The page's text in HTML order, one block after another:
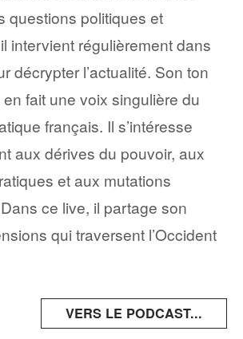
questions politiques et
intervient régulièrement dans
décrypter l’actualité. Son ton
fait une voix singulière du
français. Il s’intéresse
aux dérives du pouvoir, aux
et aux mutations
ce live, il partage son
qui traversent l’Occident
VERS LE PODCAST...